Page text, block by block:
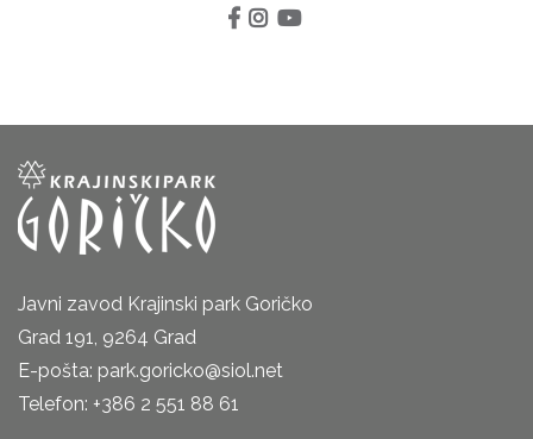
Javni zavod Krajinski park Goričko
Grad 191, 9264 Grad
E-pošta: park.goricko@siol.net
Telefon: +386 2 551 88 61